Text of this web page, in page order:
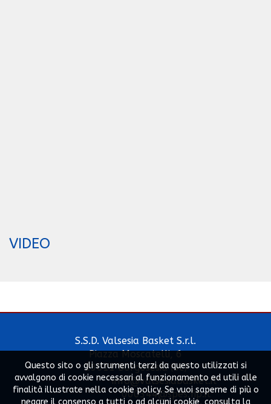
VIDEO
S.S.D. Valsesia Basket S.r.l.
Piazza Moscatelli, 6
13011 Borgosesia (Vc)
info@valsesiabasket.it
000344@spes.fip.it
Questo sito o gli strumenti terzi da questo utilizzati si
avvalgono di cookie necessari al funzionamento ed utili alle
finalità illustrate nella cookie policy. Se vuoi saperne di più o
negare il consenso a tutti o ad alcuni cookie, consulta la